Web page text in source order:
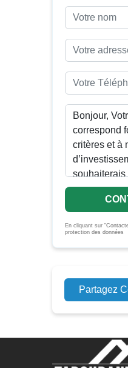
En cliquant sur
protection des données
Partagez